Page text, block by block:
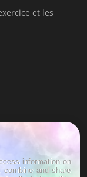
et les
information on
and share